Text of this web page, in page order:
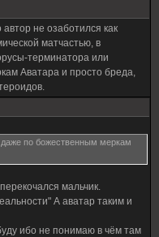
не озаботился как
матчастью, в
терминатора или
Аватара и просто бреда,
даже по божественным меркам
мальчик.
А аватар таким и
ибо не понимаю в чём там